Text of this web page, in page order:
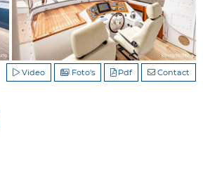
Contact
Pdf
Foto's
Video